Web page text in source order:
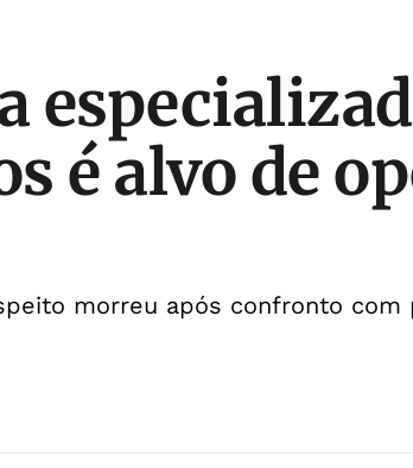
é alvo de
morreu após confronto com